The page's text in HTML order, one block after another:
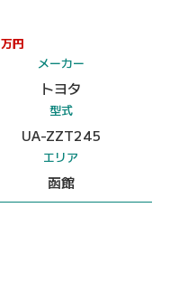
万円
メーカー
トヨタ
型式
UA-ZZT245
エリア
函館